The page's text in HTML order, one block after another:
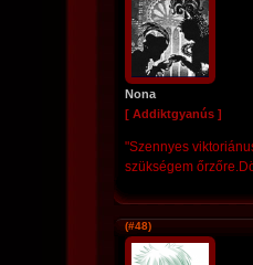
Nona
[ Addiktgyanús ]
"Szennyes
szükségem
(#48)